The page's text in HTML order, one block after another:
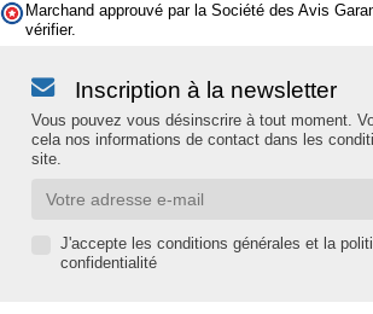
Marchand approuvé par la Société des Avis
vérifier.
Inscription à la newsletter
Vous pouvez vous désinscrire à tout moment.
cela nos informations de contact dans les
site.
J'accepte les conditions générales et la
confidentialité